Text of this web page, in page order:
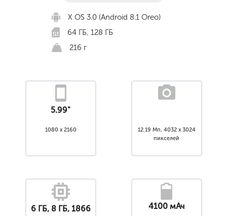
X OS 3.0 (Android 8.1 Oreo)
64 ГБ, 128 ГБ
216 г
5.99"
1080 x 2160
12.19 Мп, 4032 x 3024
пикселей
6 ГБ, 8 ГБ, 1866
4100 мАч